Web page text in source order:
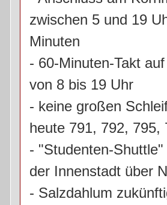
zwischen 5 und 19
Minuten
- 60-Minuten-Takt
von 8 bis 19 Uhr
- keine großen
heute 791, 792, 795,
- "Studenten-
der Innenstadt über
- Salzdahlum